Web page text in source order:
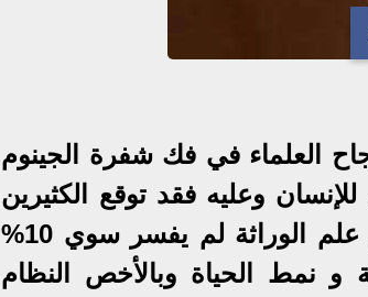
العلماء في فك شفرة الجينوم
للإنسان وعليه فقد توقع الكثيرين
أن ينتج عن ذلك الكشف عن أسرار الأمراض، لكن علم الوراثة لم يفسر سوي 10%
سببها البيئة و نمط الحياة وبالأخص النظام